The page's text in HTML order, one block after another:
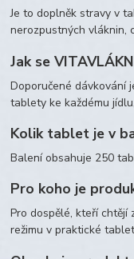
Je to doplněk stravy v
nerozpustných vláknin,
Jak se
Doporučené dávkování
tablety ke každému
Kolik tablet je v
Balení obsahuje 250
Pro koho je
Pro dospělé, kteří chtějí
režimu v praktické